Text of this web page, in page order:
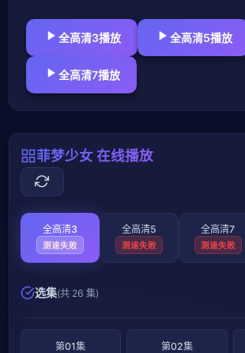
全高清3播放 全高清5播放
全高清7播放
菲梦少女 在线播放
全高清3
测速失败
全高清5
测速失败
全高清7
测速失败
选集(共 26 集)
第01集 第02集